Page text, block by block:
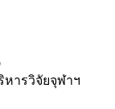
หารวิจัยจุฬาฯ